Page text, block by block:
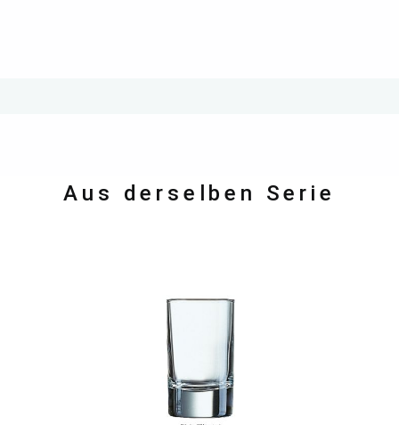
Aus derselben Serie